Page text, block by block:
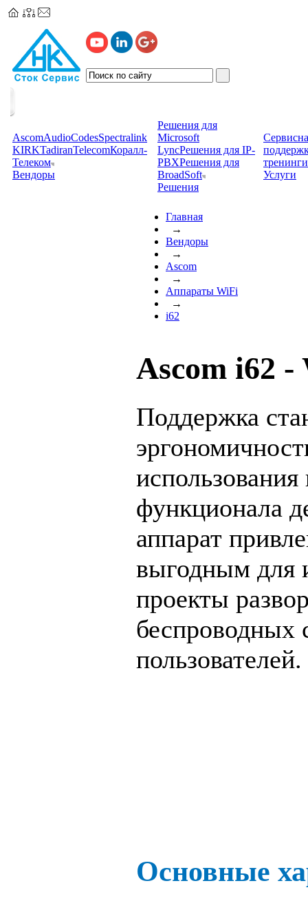
AscomAudioCodesSpectralink
KIRKTadiranTelecomКоралл-
Телеком
Вендоры
Решения для
Microsoft
LyncРешения для IP-
PBXРешения для
BroadSoft
Решения
тренинги
Услуги
Главная
→
Вендоры
→
Ascom
→
Аппараты WiFi
→
i62
Ascom i62
Поддержка
функционала
аппарат
выгодным для
проекты
беспроводных
пользователей.
Основные